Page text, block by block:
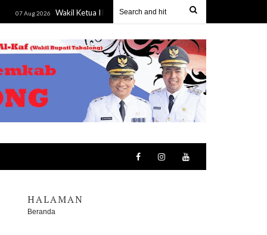
Wakil Ketua I DPRD Mura Hadiri Apel Siaga Karhutla, Dorong
HALAMAN
Beranda